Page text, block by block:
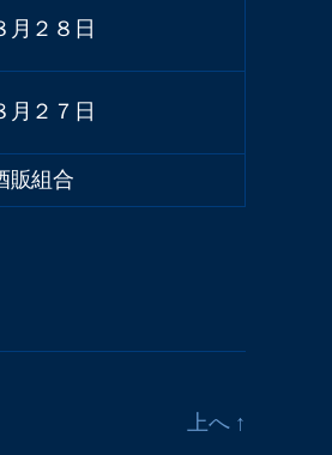
２８日
２７日
組合
上へ ↑